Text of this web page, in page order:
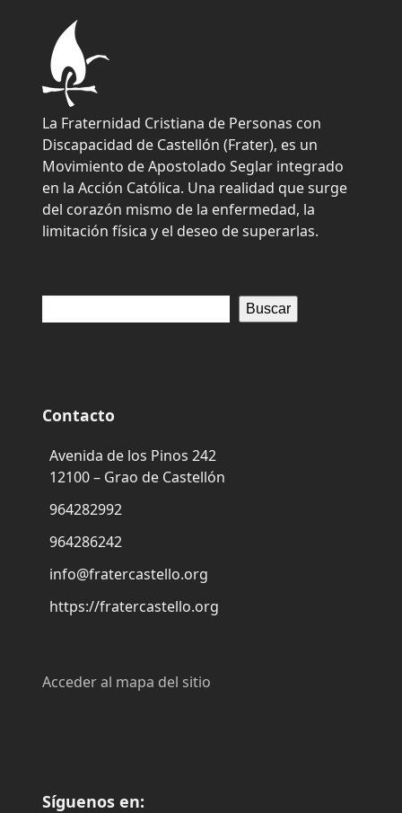
La Fraternidad Cristiana de Personas con
Discapacidad de Castellón (Frater), es un
Movimiento de Apostolado Seglar integrado
en la Acción Católica. Una realidad que surge
del corazón mismo de la enfermedad, la
limitación física y el deseo de superarlas.
Buscar
Contacto
Avenida de los Pinos 242
12100 – Grao de Castellón
964282992
964286242
info@fratercastello.org
https://fratercastello.org
Acceder al mapa del sitio
Síguenos en: